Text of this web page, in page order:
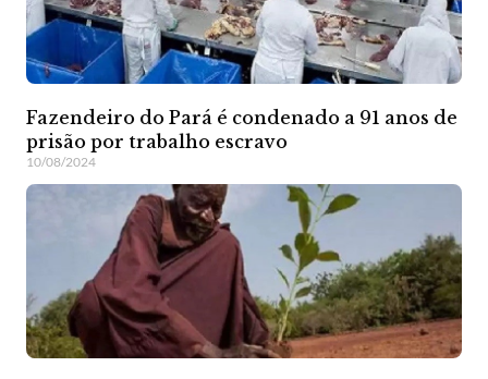
Fazendeiro do Pará é condenado a 91 anos de
prisão por trabalho escravo
10/08/2024